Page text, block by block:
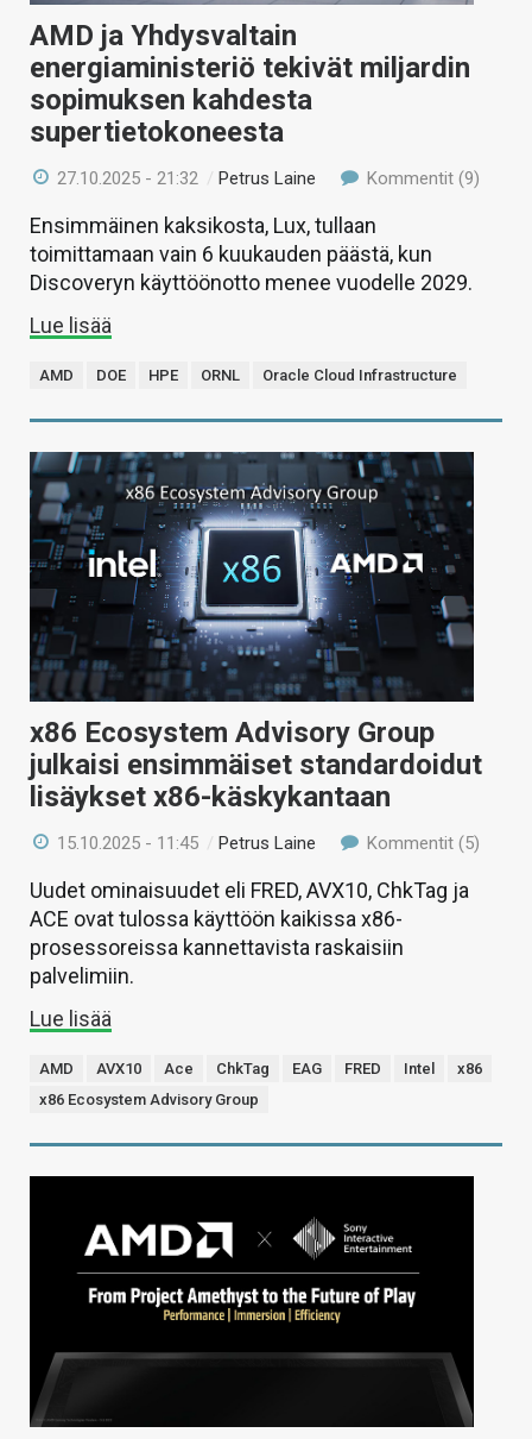
AMD ja Yhdysvaltain
energiaministeriö tekivät miljardin
sopimuksen kahdesta
supertietokoneesta
27.10.2025 - 21:32 /Petrus Laine Kommentit (9)
Ensimmäinen kaksikosta, Lux, tullaan
toimittamaan vain 6 kuukauden päästä, kun
Discoveryn käyttöönotto menee vuodelle 2029.
Lue lisää
AMD DOE HPE ORNL Oracle Cloud Infrastructure
x86 Ecosystem Advisory Group
julkaisi ensimmäiset standardoidut
lisäykset x86-käskykantaan
15.10.2025 - 11:45 / Petrus Laine Kommentit (5)
Uudet ominaisuudet eli FRED, AVX10, ChkTag ja
ACE ovat tulossa käyttöön kaikissa x86-
prosessoreissa kannettavista raskaisiin
palvelimiin.
Lue lisää
AMD AVX10 Ace ChkTag EAG FRED Intel
x86
x86 Ecosystem Advisory Group